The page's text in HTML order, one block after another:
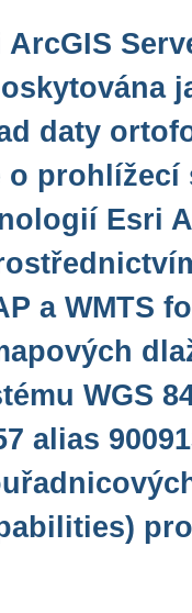
daty
o prohlížecí
Esri
a WMTS
WGS
alias